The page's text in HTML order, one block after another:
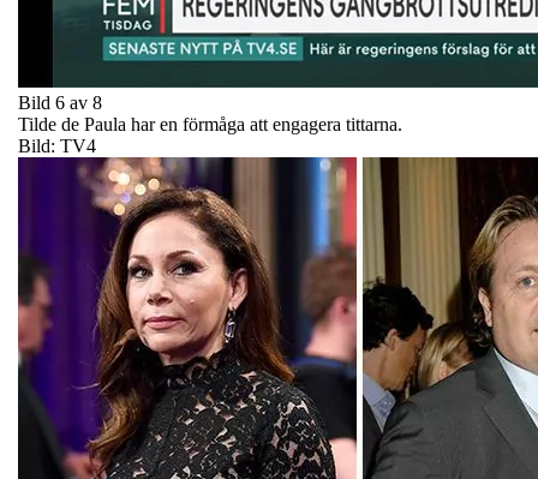
Bild 6 av 8
Tilde de Paula har en förmåga att engagera tittarna.
Bild: TV4